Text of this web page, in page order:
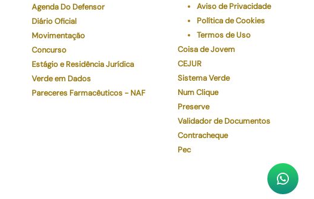
Agenda Do Defensor
Diário Oficial
Movimentação
Concurso
Estágio e Residência Jurídica
Verde em Dados
Pareceres Farmacêuticos - NAF
Aviso de Privacidade
Política de Cookies
Termos de Uso
Coisa de Jovem
CEJUR
Sistema Verde
Num Clique
Preserve
Validador de Documentos
Contracheque
Pec